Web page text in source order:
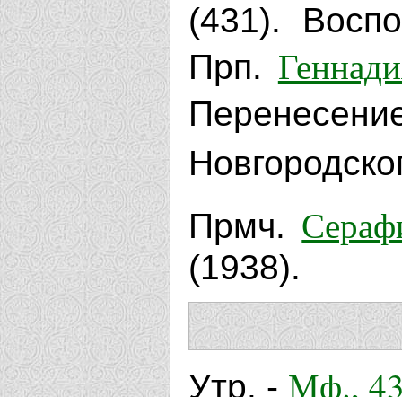
(431).
Прп.
Прмч.
(1938).
Утр. - Мф.,